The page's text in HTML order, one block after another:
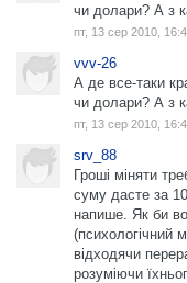
чи долари? А з
пт, 13 сер 2010,
vvv-26
А де все-таки
чи долари? А з
пт, 13 сер 2010,
srv_88
Гроші міняти
суму дасте за
напише. Як би
(психологічний
відходячи
розуміючи